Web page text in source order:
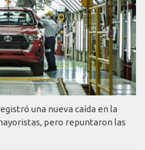
una nueva caída en la
pero repuntaron las